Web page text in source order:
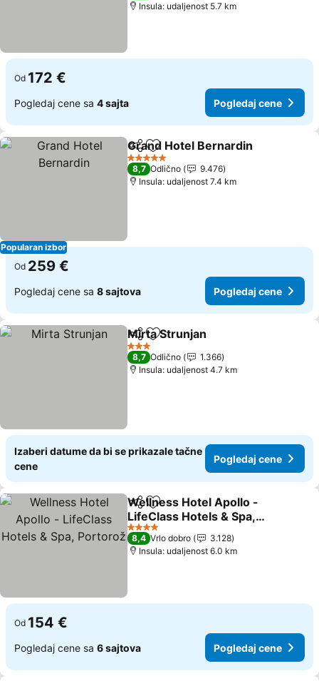
Insula: udaljenost 5.7 km
Od 172 €
Pogledaj cene sa 4 sajta Pogledaj cene
Popularan izbor
Deli Dodati u favorite
Grand Hotel Bernardin
5 Zvezdice
8,7 Odlično
9.476
Insula: udaljenost 7.4 km
Od 259 €
Pogledaj cene sa 8 sajtova Pogledaj cene
Deli Dodati u favorite
Mirta Strunjan
3 Zvezdice
8,7 Odlično
1.366
Insula: udaljenost 4.7 km
Izaberi datume da bi se prikazale tačne
cene
Pogledaj cene
Deli Dodati u favorite
Wellness Hotel Apollo -
LifeClass Hotels & Spa,
Portorož
Pogledaj cene
4 Zvezdice
8,4 Vrlo dobro
3.128
Insula: udaljenost 6.0 km
Od 154 €
Pogledaj cene sa 6 sajtova Pogledaj cene